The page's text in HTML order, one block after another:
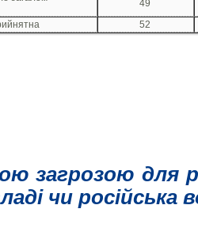
49
52
загрозою для
чи російська